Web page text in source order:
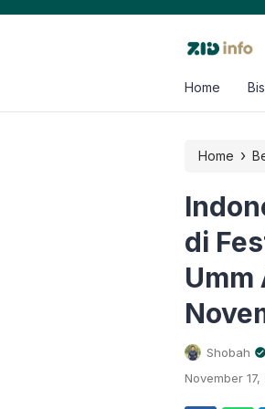
Home
Home ›
di
Umm
Shobah
November